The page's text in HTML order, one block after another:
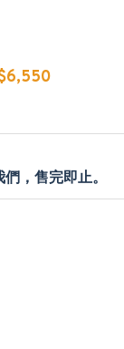
，售完即止。